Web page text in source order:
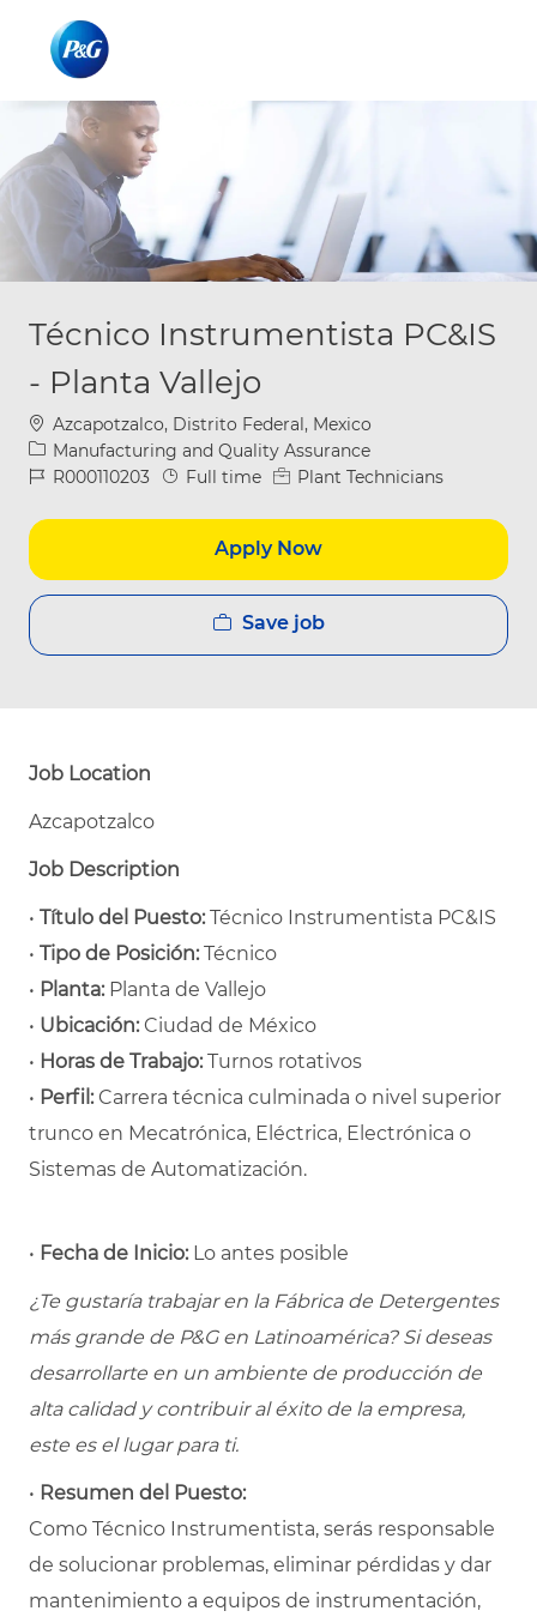
Técnico Instrumentista PC&IS
- Planta Vallejo
Location
Azcapotzalco, Distrito Federal, Mexico
Category
Manufacturing and Quality Assurance
Job IdR000110203 Job Type
Full time Plant Technicians
Apply Now
Save job
Job Location
Azcapotzalco
Job Description
• Título del Puesto: Técnico Instrumentista PC&IS
• Tipo de Posición: Técnico
• Planta: Planta de Vallejo
• Ubicación: Ciudad de México
• Horas de Trabajo: Turnos rotativos
• Perfil: Carrera técnica culminada o nivel superior
trunco en Mecatrónica, Eléctrica, Electrónica o
Sistemas de Automatización.
• Fecha de Inicio: Lo antes posible
¿Te gustaría trabajar en la Fábrica de Detergentes
más grande de P&G en Latinoamérica? Si deseas
desarrollarte en un ambiente de producción de
alta calidad y contribuir al éxito de la empresa,
este es el lugar para ti.
• Resumen del Puesto:
Como Técnico Instrumentista, serás responsable
de solucionar problemas, eliminar pérdidas y dar
mantenimiento a equipos de instrumentación,